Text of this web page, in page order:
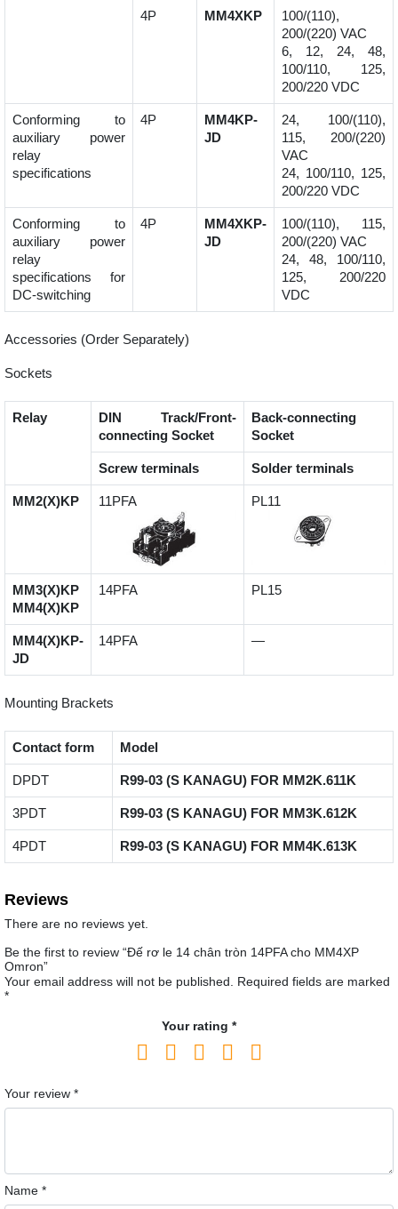
4P MM4XKP
100/(110),
200/(220) VAC
6, 12, 24, 48,
100/110, 125,
200/220 VDC
Conforming to
auxiliary power
relay
specifications
4P
MM4KP-
JD
24, 100/(110),
115, 200/(220)
VAC
24, 100/110, 125,
200/220 VDC
Conforming to
auxiliary power
relay
specifications for
DC-switching
4P
MM4XKP-
JD
100/(110), 115,
200/(220) VAC
24, 48, 100/110,
125, 200/220
VDC
Accessories (Order Separately)
Sockets
Relay
DIN Track/Front-
connecting Socket
Back-connecting
Socket
Screw terminals Solder terminals
MM2(X)KP 11PFA PL11
MM3(X)KP
MM4(X)KP
14PFA PL15
MM4(X)KP-
JD
14PFA —
Mounting Brackets
Contact form Model
DPDT R99-03 (S KANAGU) FOR MM2K.611K
3PDT R99-03 (S KANAGU) FOR MM3K.612K
4PDT R99-03 (S KANAGU) FOR MM4K.613K
Reviews
There are no reviews yet.
Be the first to review “Đế rơ le 14 chân tròn 14PFA cho MM4XP
Omron”
Your email address will not be published.
Required fields are marked
*
Your rating *
Your review *
Name *